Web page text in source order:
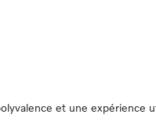
et une expérience